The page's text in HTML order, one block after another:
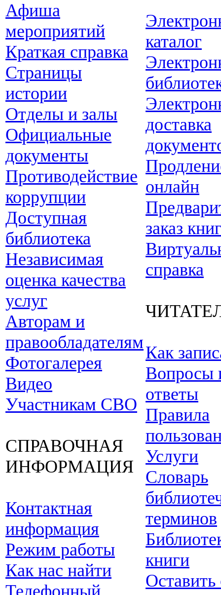
Афиша
мероприятий
Краткая справка
Страницы
истории
Отделы и залы
Официальные
документы
Противодействие
коррупции
Доступная
библиотека
Независимая
оценка качества
услуг
Авторам и
правообладателям
Фотогалерея
Видео
Участникам СВО
СПРАВОЧНАЯ
ИНФОРМАЦИЯ
Контактная
информация
Режим работы
Как нас найти
Телефонный
каталог
доставка
онлайн
заказ
справка
Как
Вопросы
ответы
Правила
Услуги
Словарь
терминов
книги
Оставить